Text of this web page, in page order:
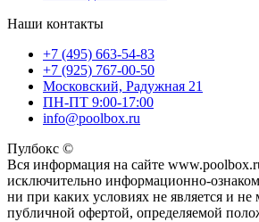
Наши контакты
+7 (495) 663-54-83
+7 (925) 767-00-50
Московский, Радужная 21
ПН-ПТ 9:00-17:00
info@poolbox.ru
Пулбокс ©
Вся информация на сайте
исключительно информационно-
ни при каких условиях не является и не
публичной офертой, определяемой